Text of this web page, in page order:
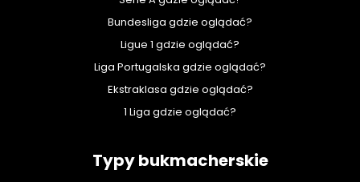
Bundesliga gdzie oglądać?
Ligue 1 gdzie oglądać?
Liga Portugalska gdzie oglądać?
Ekstraklasa gdzie oglądać?
1 Liga gdzie oglądać?
Typy bukmacherskie